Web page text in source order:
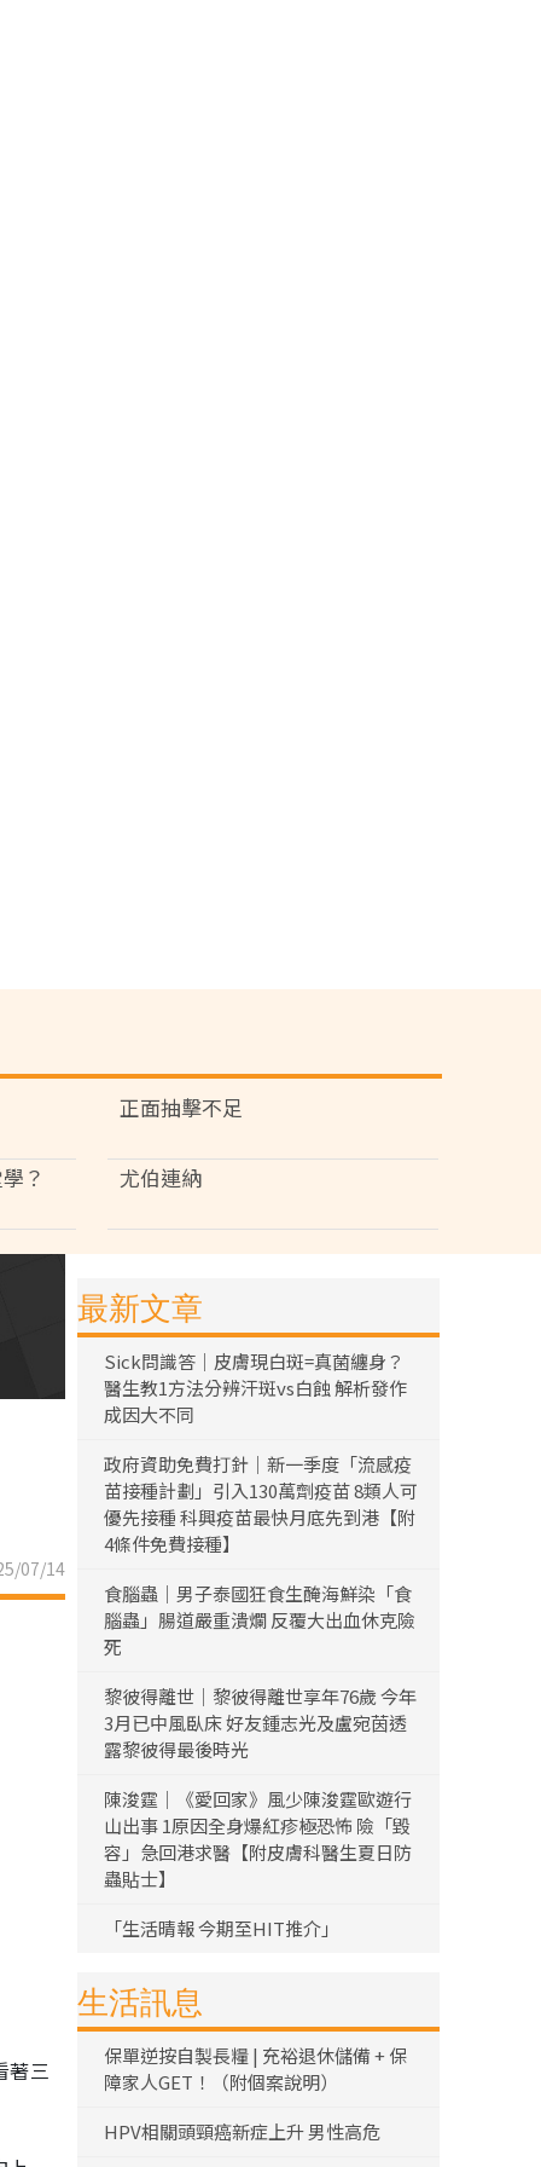
正面抽擊不足
？ 尤伯連納
07/14
著三
最新文章
Sick問識答｜皮膚現白斑=真菌纏身？
醫生教1方法分辨汗斑vs白蝕 解析發作
成因大不同
政府資助免費打針｜新一季度「流感疫
苗接種計劃」引入130萬劑疫苗 8類人可
優先接種 科興疫苗最快月底先到港【附
4條件免費接種】
食腦蟲｜男子泰國狂食生醃海鮮染「食
腦蟲」腸道嚴重潰爛 反覆大出血休克險
死
黎彼得離世｜黎彼得離世享年76歲 今年
3月已中風臥床 好友鍾志光及盧宛茵透
露黎彼得最後時光
陳浚霆｜《愛回家》風少陳浚霆歐遊行
山出事 1原因全身爆紅疹極恐怖 險「毀
容」急回港求醫【附皮膚科醫生夏日防
蟲貼士】
「生活晴報 今期至HIT推介」
生活訊息
保單逆按自製長糧 | 充裕退休儲備 + 保
障家人GET！（附個案說明）
HPV相關頭頸癌新症上升 男性高危